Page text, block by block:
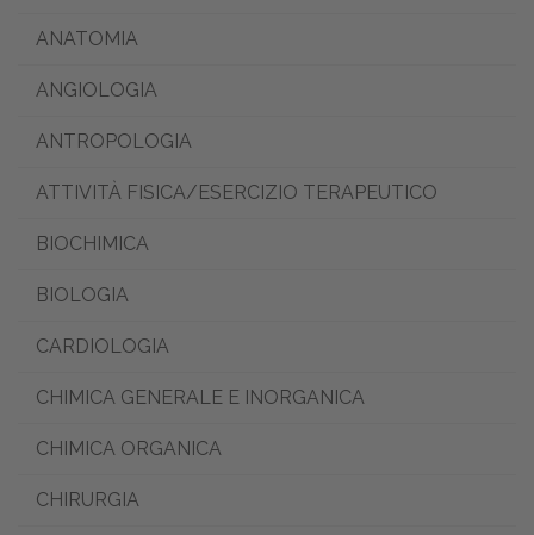
ANATOMIA
ANGIOLOGIA
ANTROPOLOGIA
ATTIVITÀ FISICA/ESERCIZIO TERAPEUTICO
BIOCHIMICA
BIOLOGIA
CARDIOLOGIA
CHIMICA GENERALE E INORGANICA
CHIMICA ORGANICA
CHIRURGIA